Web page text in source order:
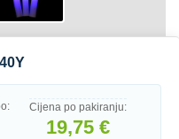
Cijena po pakiranju:
19,75 €